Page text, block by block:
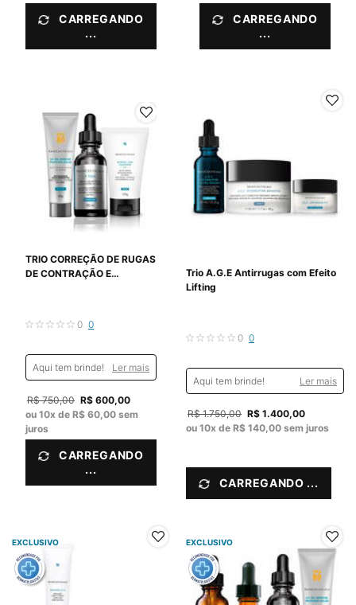
CARREGANDO
...
CARREGANDO
...
TRIO CORREÇÃO DE RUGAS
DE CONTRAÇÃO E
0 0
Aqui tem brinde! Ler mais
Old price
R$ 750,00 New price
R$ 600,00
ou 10x de R$ 60,00 sem
juros
CARREGANDO
...
Trio A.G.E Antirrugas com Efeito
Lifting
0 0
Aqui tem brinde! Ler mais
Old price
R$ 1.750,00 New price
R$ 1.400,00
ou 10x de R$ 140,00 sem juros
CARREGANDO ...
EXCLUSIVO EXCLUSIVO